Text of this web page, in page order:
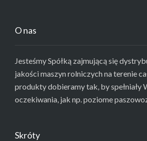
O nas
Jesteśmy Spółką zajmującą się
jakości maszyn rolniczych na terenie
produkty dobieramy tak, by spełniały
oczekiwania, jak np. poziome
Skróty